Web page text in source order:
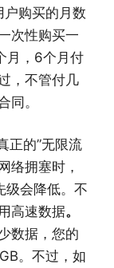
购买的月数
次性购买一
月，6个月付
，不管付几
同。
正的”无限流
络拥塞时，
级会降低。不
高速数据。
数据，您的
。不过，如